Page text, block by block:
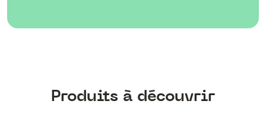
Produits à découvrir